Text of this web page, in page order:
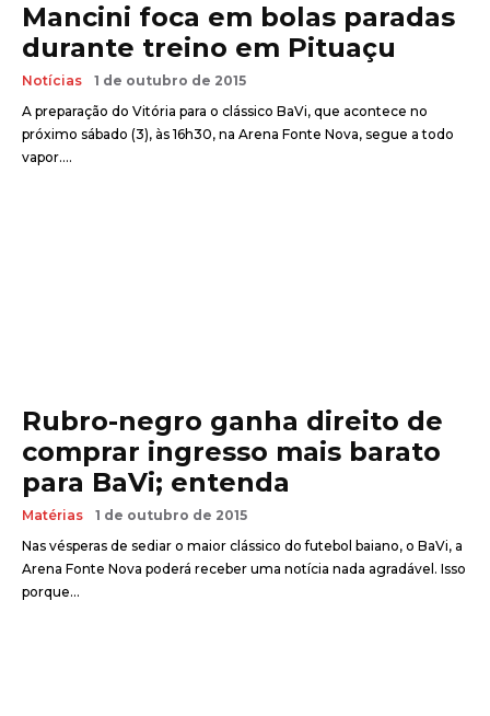
Mancini foca em bolas paradas
durante treino em Pituaçu
Notícias
1 de outubro de 2015
A preparação do Vitória para o clássico BaVi, que acontece no
próximo sábado (3), às 16h30, na Arena Fonte Nova, segue a todo
vapor....
Rubro-negro ganha direito de
comprar ingresso mais barato
para BaVi; entenda
Matérias
1 de outubro de 2015
Nas vésperas de sediar o maior clássico do futebol baiano, o BaVi, a
Arena Fonte Nova poderá receber uma notícia nada agradável. Isso
porque...